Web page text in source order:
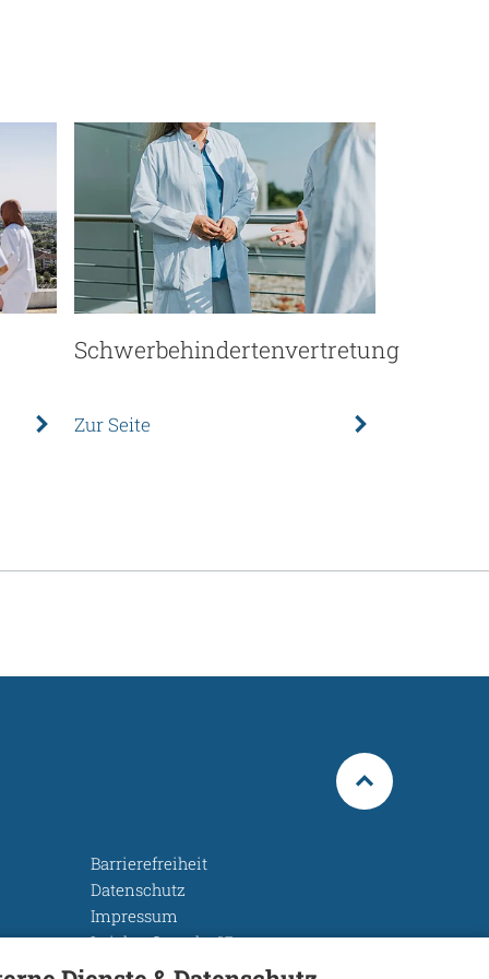
Schwerbehindertenvertretung
Zur Seite
Barrierefreiheit
Datenschutz
Impressum
Leichte Sprache
Rechtsgrundlagen